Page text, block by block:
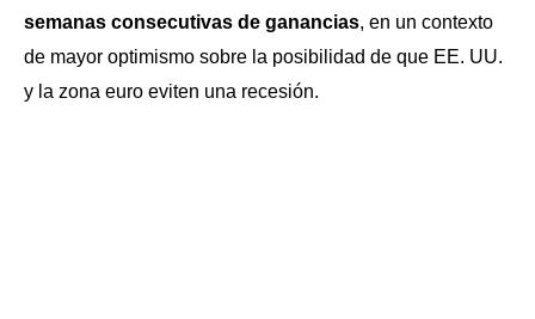
semanas consecutivas de ganancias, en un contexto
de mayor optimismo sobre la posibilidad de que EE. UU.
y la zona euro eviten una recesión.